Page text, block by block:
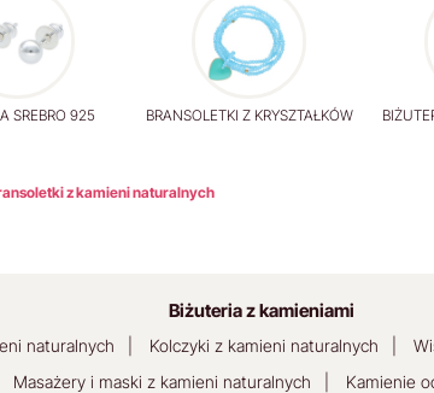
SREBRO 925 BRANSOLETKI Z KRYSZTAŁKÓW
z kamieni naturalnych
Biżuteria z kamieniami
naturalnych Kolczyki z kamieni naturalnych
Masażery i maski z kamieni naturalnych
Kamienie